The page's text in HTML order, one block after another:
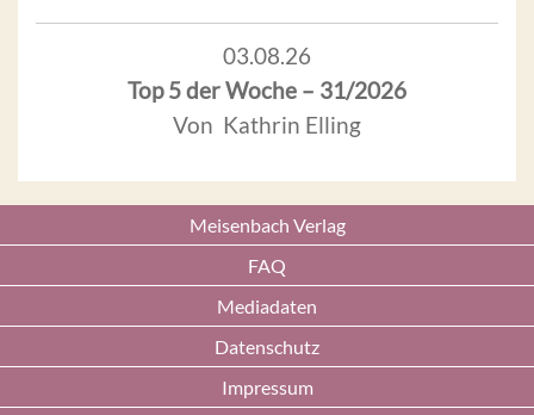
03.08.26
Top 5 der Woche – 31/2026
Von Kathrin Elling
Meisenbach Verlag
FAQ
Mediadaten
Datenschutz
Impressum